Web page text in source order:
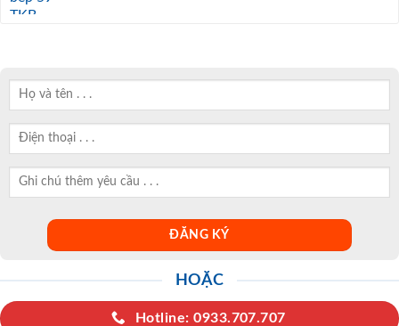
HOẶC
Hotline: 0933.707.707